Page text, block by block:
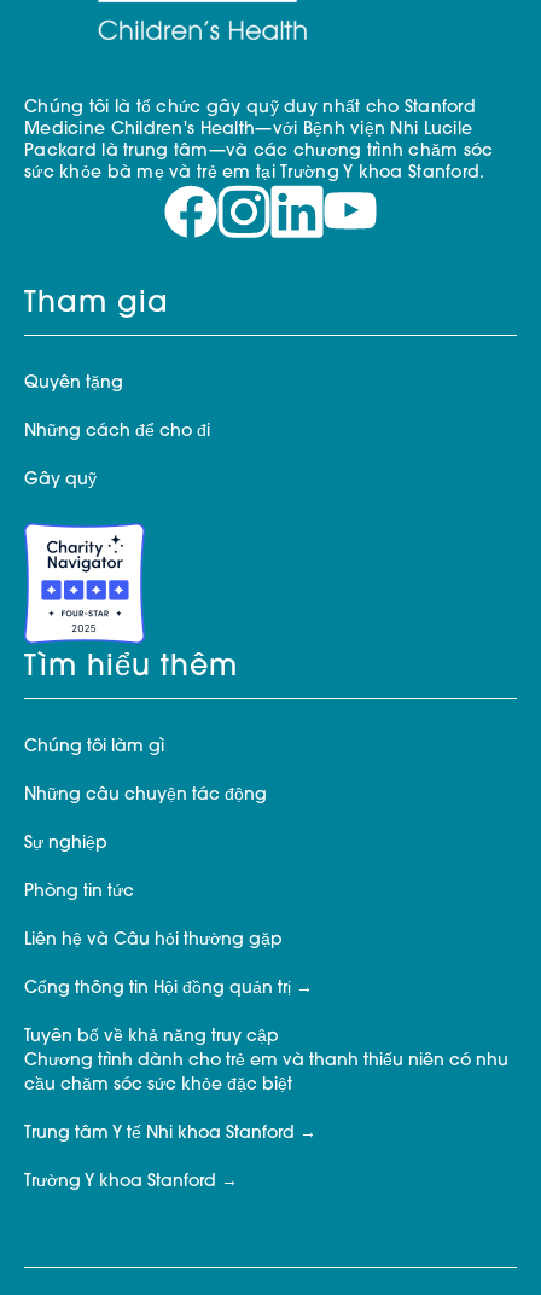
Chúng tôi là tổ chức gây quỹ duy nhất cho Stanford
Medicine Children's Health—với Bệnh viện Nhi Lucile
Packard là trung tâm—và các chương trình chăm sóc
sức khỏe bà mẹ và trẻ em tại Trường Y khoa Stanford.
Tham gia
Quyên tặng
Những cách để cho đi
Gây quỹ
Tìm hiểu thêm
Chúng tôi làm gì
Những câu chuyện tác động
Sự nghiệp
Phòng tin tức
Liên hệ và Câu hỏi thường gặp
Cổng thông tin Hội đồng quản trị
Tuyên bố về khả năng truy cập
Chương trình dành cho trẻ em và thanh thiếu niên có nhu
cầu chăm sóc sức khỏe đặc biệt
Trung tâm Y tế Nhi khoa Stanford
Trường Y khoa Stanford